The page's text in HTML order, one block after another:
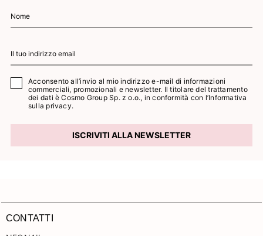
Acconsento all’invio al mio indirizzo e-mail di informazioni
commerciali, promozionali e newsletter. Il titolare del trattamento
dei dati è Cosmo Group Sp. z o.o., in conformità con l’Informativa
sulla privacy.
ISCRIVITI ALLA NEWSLETTER
CONTATTI